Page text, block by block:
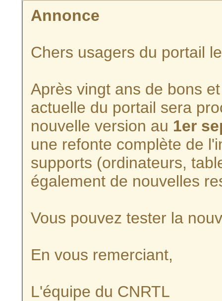
Annonce
Chers usagers du portail
Après vingt ans de bons
actuelle du portail sera
nouvelle version au 1er
une refonte complète de
supports (ordinateurs,
également de nouvelles
Vous pouvez tester la
En vous remerciant,
L'équipe du CNRTL